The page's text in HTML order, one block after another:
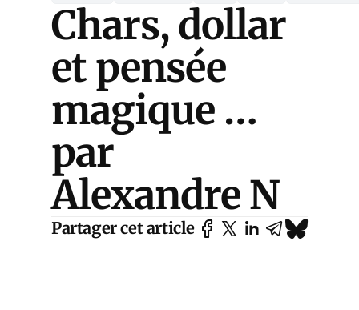
Chars, dollar
et pensée
magique …
par
Alexandre N
Partager cet article